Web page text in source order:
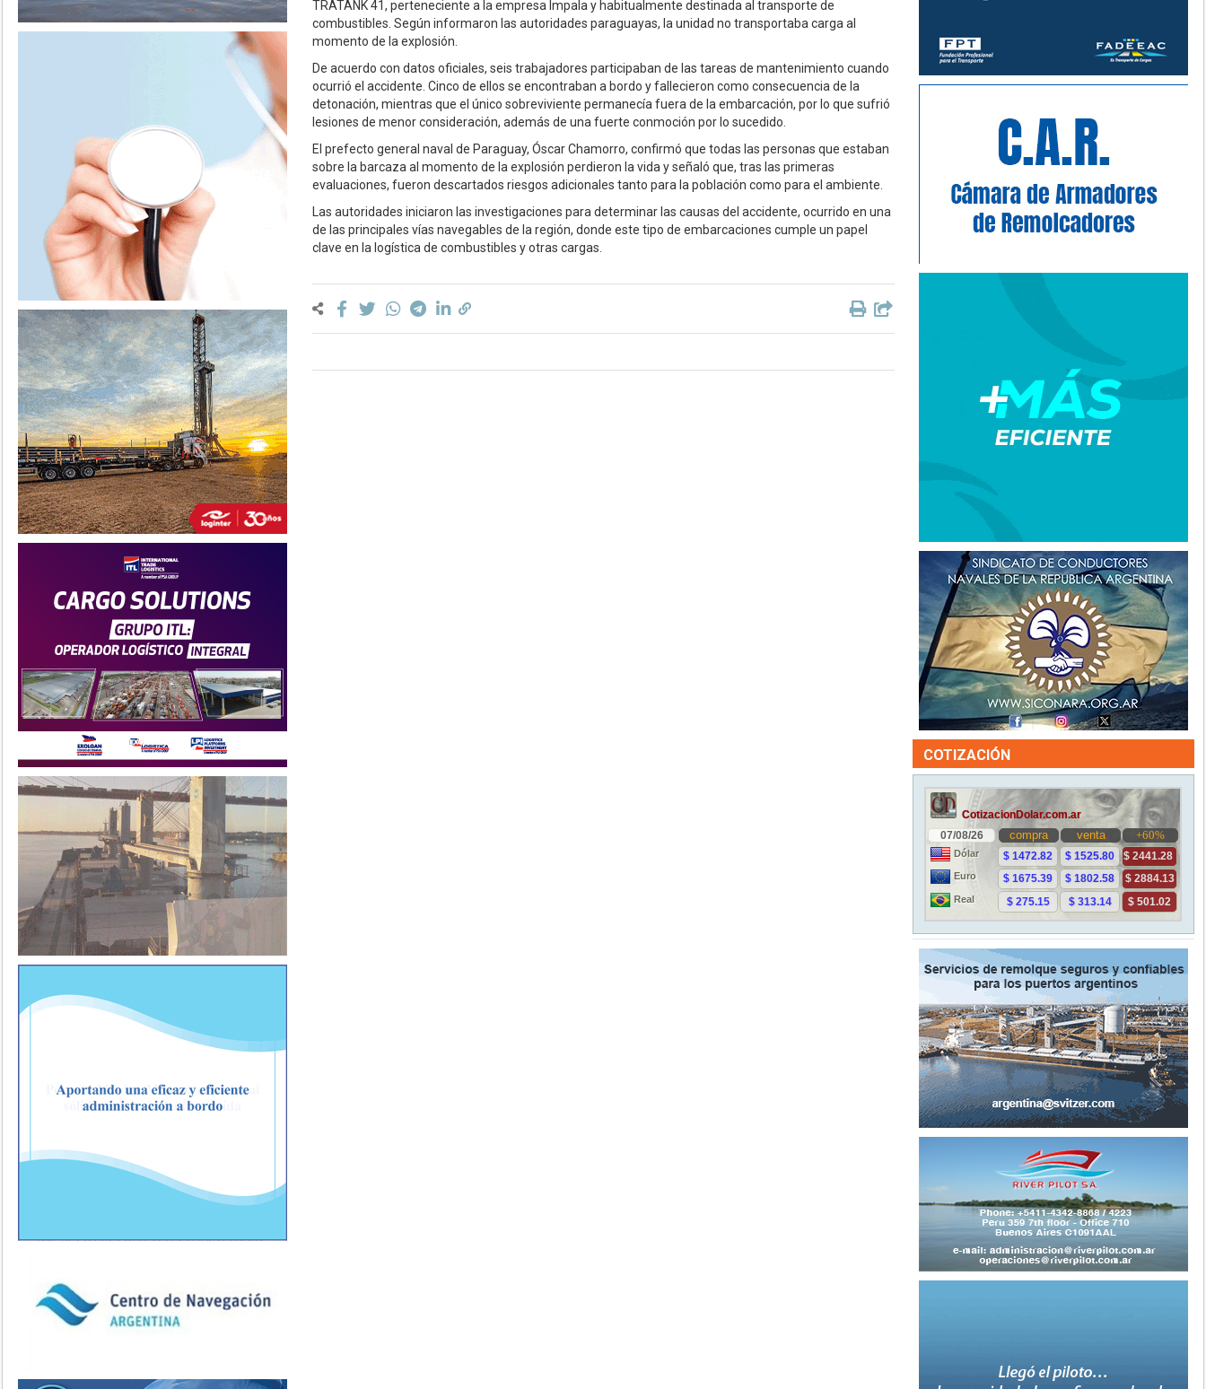
TRATANK 41, perteneciente a la empresa Impala y habitualmente destinada al transporte de
combustibles. Según informaron las autoridades paraguayas, la unidad no transportaba carga al
momento de la explosión.
De acuerdo con datos oficiales, seis trabajadores participaban de las tareas de mantenimiento cuando
ocurrió el accidente. Cinco de ellos se encontraban a bordo y fallecieron como consecuencia de la
detonación, mientras que el único sobreviviente permanecía fuera de la embarcación, por lo que sufrió
lesiones de menor consideración, además de una fuerte conmoción por lo sucedido.
El prefecto general naval de Paraguay, Óscar Chamorro, confirmó que todas las personas que estaban
sobre la barcaza al momento de la explosión perdieron la vida y señaló que, tras las primeras
evaluaciones, fueron descartados riesgos adicionales tanto para la población como para el ambiente.
Las autoridades iniciaron las investigaciones para determinar las causas del accidente, ocurrido en una
de las principales vías navegables de la región, donde este tipo de embarcaciones cumple un papel
clave en la logística de combustibles y otras cargas.
COTIZACIÓN